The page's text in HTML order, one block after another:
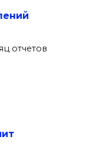
отчетов